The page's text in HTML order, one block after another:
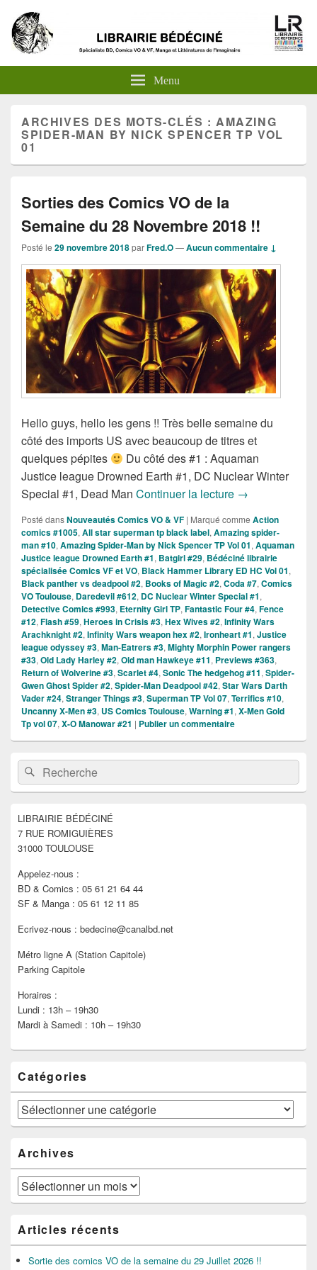
Menu
ARCHIVES DES MOTS-CLÉS : AMAZING
SPIDER-MAN BY NICK SPENCER TP VOL
01
Sorties des Comics VO de la
Semaine du 28 Novembre 2018 !!
Posté le 29 novembre 2018parFred.O—Aucun commentaire ↓
Hello guys, hello les gens !! Très belle semaine du
côté des imports US avec beaucoup de titres et
quelques pépites
Du côté des #1 : Aquaman
Justice league Drowned Earth #1, DC Nuclear Winter
Special #1, Dead Man Continuer la lecture Sorties des
→
Posté dansNouveautés Comics VO & VF | Marqué comme Action
comics #1005, All star superman tp black label, Amazing spider-
man #10, Amazing Spider-Man by Nick Spencer TP Vol 01, Aquaman
Justice league Drowned Earth #1, Batgirl #29, Bédéciné librairie
spécialisée Comics VF et VO, Black Hammer Library ED HC Vol 01,
Black panther vs deadpool #2, Books of Magic #2, Coda #7, Comics
VO Toulouse, Daredevil #612, DC Nuclear Winter Special #1,
Detective Comics #993, Eternity Girl TP, Fantastic Four #4, Fence
#12, Flash #59, Heroes in Crisis #3, Hex Wives #2, Infinity Wars
Arachknight #2, Infinity Wars weapon hex #2, Ironheart #1, Justice
league odyssey #3, Man-Eatrers #3, Mighty Morphin Power rangers
#33, Old Lady Harley #2, Old man Hawkeye #11, Previews #363,
Return of Wolverine #3, Scarlet #4, Sonic The hedgehog #11, Spider-
Gwen Ghost Spider #2, Spider-Man Deadpool #42, Star Wars Darth
Vader #24, Stranger Things #3, Superman TP Vol 07, Terrifics #10,
Uncanny X-Men #3, US Comics Toulouse, Warning #1, X-Men Gold
Tp vol 07, X-O Manowar #21 | Publier un commentaire
Zone
principale
de
widget
barre
latérale
Recherche :Rechercher
LIBRAIRIE BÉDÉCINÉ
7 RUE ROMIGUIÈRES
31000 TOULOUSE
Appelez-nous :
BD & Comics : 05 61 21 64 44
SF & Manga : 05 61 12 11 85
Ecrivez-nous : bedecine@canalbd.net
Métro ligne A (Station Capitole)
Parking Capitole
Horaires :
Lundi : 13h – 19h30
Mardi à Samedi : 10h – 19h30
Catégories
Catégories
Archives
Archives
Articles récents
Sortie des comics VO de la semaine du 29 Juillet 2026 !!